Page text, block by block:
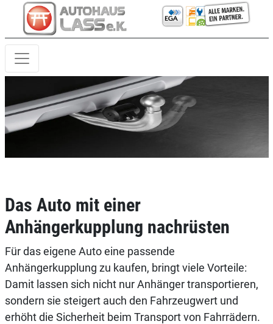
Das Auto mit einer
Anhängerkupplung nachrüsten
Für das eigene Auto eine passende
Anhängerkupplung zu kaufen, bringt viele Vorteile:
Damit lassen sich nicht nur Anhänger transportieren,
sondern sie steigert auch den Fahrzeugwert und
erhöht die Sicherheit beim Transport von Fahrrädern.